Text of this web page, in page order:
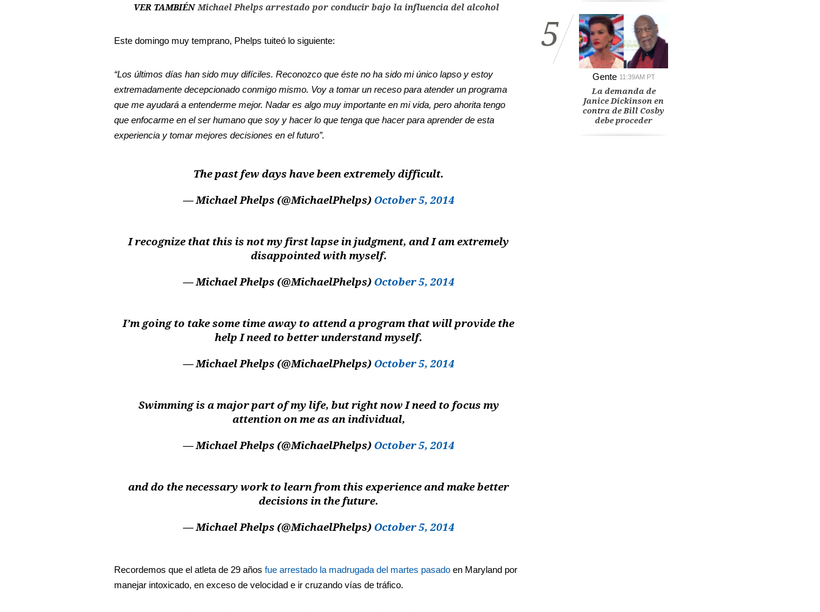
VER TAMBIÉN Michael Phelps arrestado por conducir bajo la influencia del alcohol
Este domingo muy temprano, Phelps tuiteó lo siguiente:
“Los últimos días han sido muy difíciles. Reconozco que éste no ha sido mi único lapso y estoy
extremadamente decepcionado conmigo mismo. Voy a tomar un receso para atender un programa
que me ayudará a entenderme mejor. Nadar es algo muy importante en mi vida, pero ahorita tengo
que enfocarme en el ser humano que soy y hacer lo que tenga que hacer para aprender de esta
experiencia y tomar mejores decisiones en el futuro”.
The past few days have been extremely difficult.
— Michael Phelps (@MichaelPhelps) October 5, 2014
I recognize that this is not my first lapse in judgment, and I am extremely
disappointed with myself.
— Michael Phelps (@MichaelPhelps) October 5, 2014
I’m going to take some time away to attend a program that will provide the
help I need to better understand myself.
— Michael Phelps (@MichaelPhelps) October 5, 2014
Swimming is a major part of my life, but right now I need to focus my
attention on me as an individual,
— Michael Phelps (@MichaelPhelps) October 5, 2014
and do the necessary work to learn from this experience and make better
decisions in the future.
— Michael Phelps (@MichaelPhelps) October 5, 2014
Recordemos que el atleta de 29 años fue arrestado la madrugada del martes pasado en Maryland por
manejar intoxicado, en exceso de velocidad e ir cruzando vías de tráfico.
5
Gente 11:39AM PT
La demanda de
Janice Dickinson en
contra de Bill Cosby
debe proceder